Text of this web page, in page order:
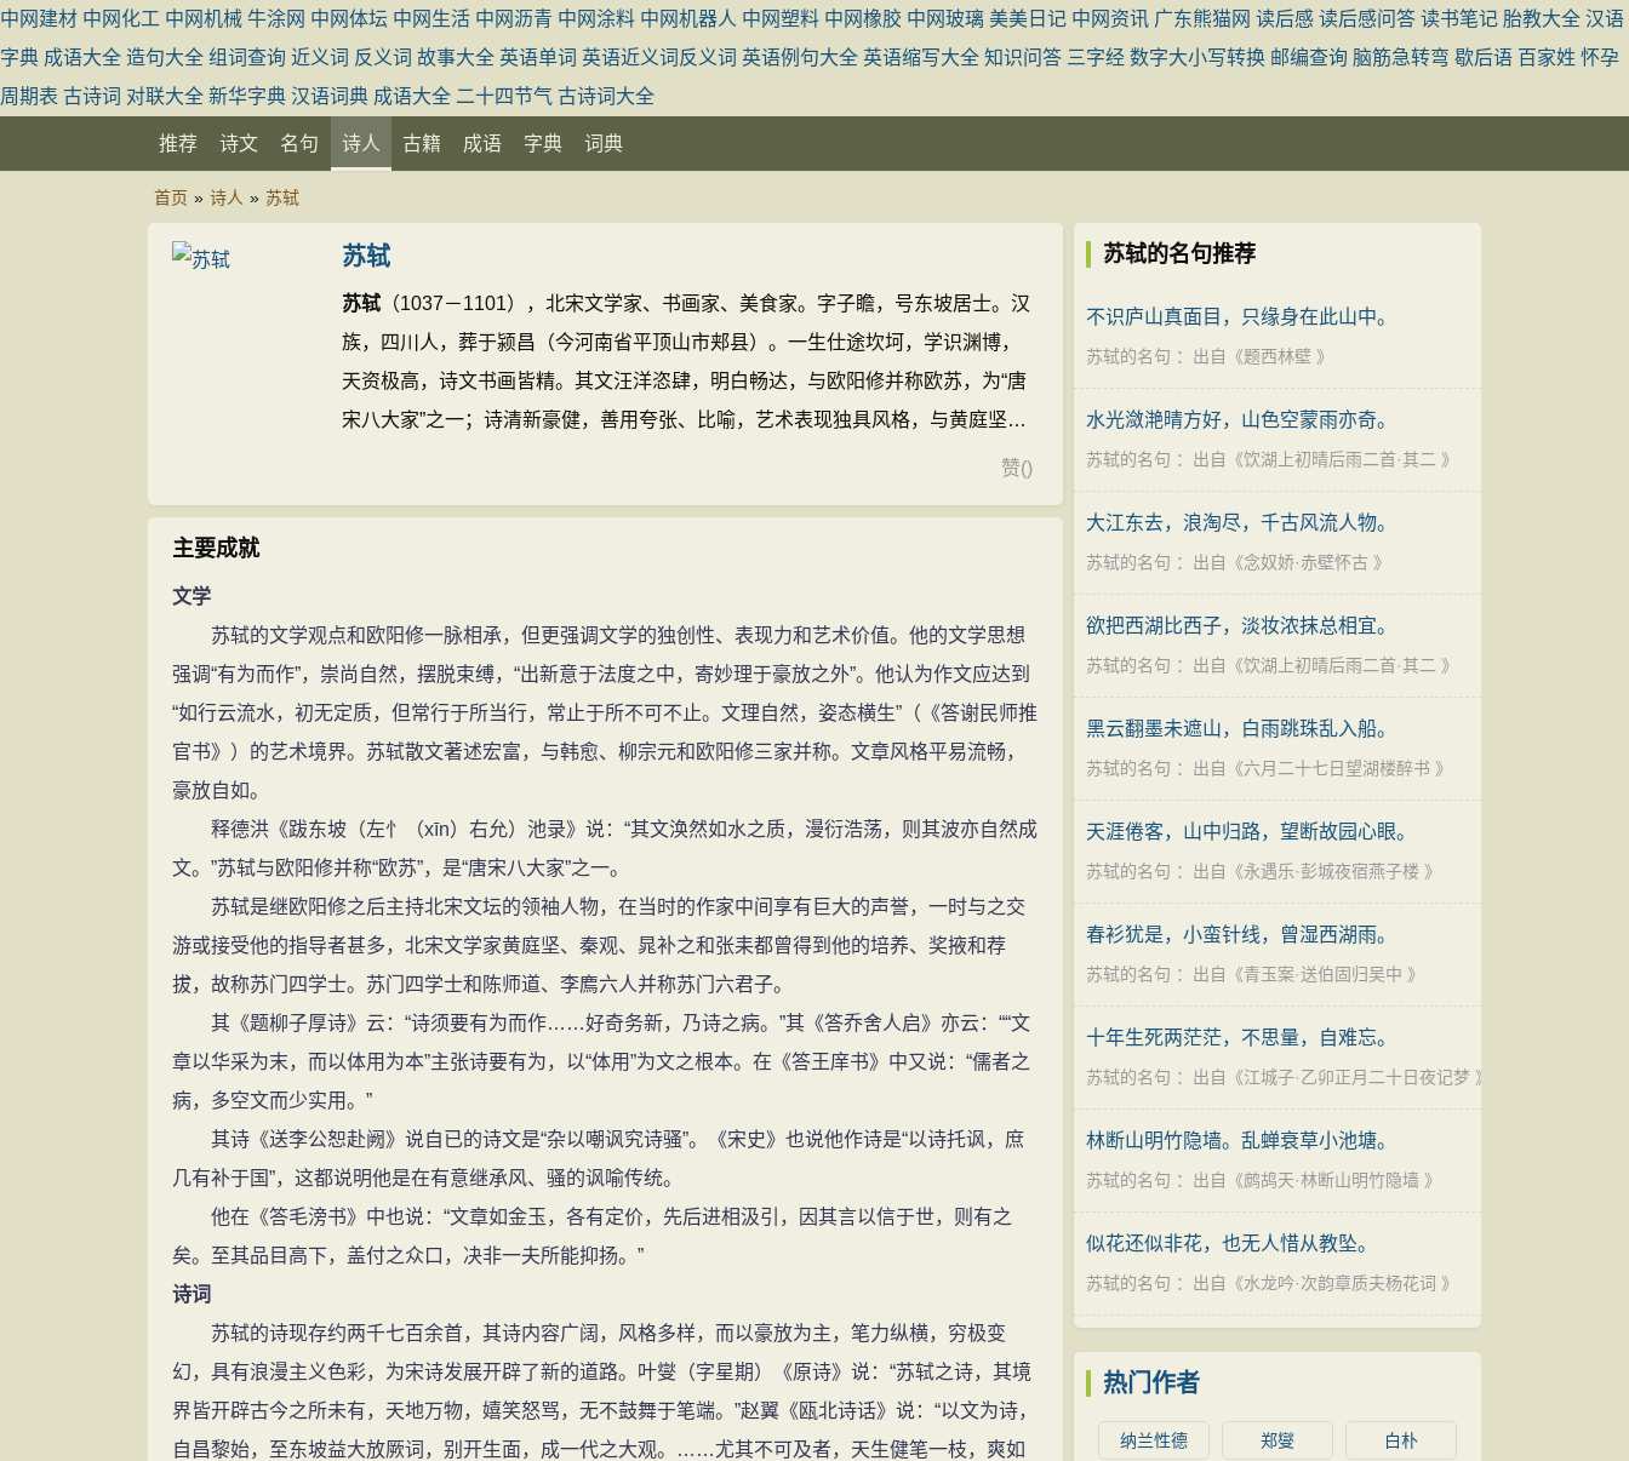
中网建材 中网化工 中网机械 牛涂网 中网体坛 中网生活 中网沥青 中网涂料 中网机器人 中网塑料 中网橡胶 中网玻璃 美美日记 中网资讯 广东熊猫网 读后感 读后感问答 读书笔记 胎教大全 汉语
字典 成语大全 造句大全 组词查询 近义词 反义词 故事大全 英语单词 英语近义词反义词 英语例句大全 英语缩写大全 知识问答 三字经 数字大小写转换 邮编查询 脑筋急转弯 歇后语 百家姓 怀孕
周期表 古诗词 对联大全 新华字典 汉语词典 成语大全 二十四节气 古诗词大全
推荐 诗文 名句 诗人 古籍 成语 字典 词典
首页 » 诗人 » 苏轼
苏轼
苏轼 （1037－1101），北宋文学家、书画家、美食家。字子瞻，号东坡居士。汉
族，四川人，葬于颍昌（今河南省平顶山市郏县）。一生仕途坎坷，学识渊博，
天资极高，诗文书画皆精。其文汪洋恣肆，明白畅达，与欧阳修并称欧苏，为“唐
宋八大家”之一；诗清新豪健，善用夸张、比喻，艺术表现独具风格，与黄庭坚并
赞()
主要成就
文学
苏轼的文学观点和欧阳修一脉相承，但更强调文学的独创性、表现力和艺术价值。他的文学思想
强调“有为而作”，崇尚自然，摆脱束缚，“出新意于法度之中，寄妙理于豪放之外”。他认为作文应达到
“如行云流水，初无定质，但常行于所当行，常止于所不可不止。文理自然，姿态横生”（《答谢民师推
官书》）的艺术境界。苏轼散文著述宏富，与韩愈、柳宗元和欧阳修三家并称。文章风格平易流畅，
豪放自如。
释德洪《跋东坡（左忄（xīn）右允）池录》说：“其文涣然如水之质，漫衍浩荡，则其波亦自然成
文。”苏轼与欧阳修并称“欧苏”，是“唐宋八大家”之一。
苏轼是继欧阳修之后主持北宋文坛的领袖人物，在当时的作家中间享有巨大的声誉，一时与之交
游或接受他的指导者甚多，北宋文学家黄庭坚、秦观、晁补之和张耒都曾得到他的培养、奖掖和荐
拔，故称苏门四学士。苏门四学士和陈师道、李廌六人并称苏门六君子。
其《题柳子厚诗》云：“诗须要有为而作……好奇务新，乃诗之病。”其《答乔舍人启》亦云：““文
章以华采为末，而以体用为本”主张诗要有为，以“体用”为文之根本。在《答王庠书》中又说：“儒者之
病，多空文而少实用。”
其诗《送李公恕赴阙》说自已的诗文是“杂以嘲讽究诗骚”。《宋史》也说他作诗是“以诗托讽，庶
几有补于国”，这都说明他是在有意继承风、骚的讽喻传统。
他在《答毛滂书》中也说：“文章如金玉，各有定价，先后进相汲引，因其言以信于世，则有之
矣。至其品目高下，盖付之众口，决非一夫所能抑扬。”
诗词
苏轼的诗现存约两千七百余首，其诗内容广阔，风格多样，而以豪放为主，笔力纵横，穷极变
幻，具有浪漫主义色彩，为宋诗发展开辟了新的道路。叶燮（字星期）《原诗》说：“苏轼之诗，其境
界皆开辟古今之所未有，天地万物，嬉笑怒骂，无不鼓舞于笔端。”赵翼《瓯北诗话》说：“以文为诗，
自昌黎始，至东坡益大放厥词，别开生面，成一代之大观。……尤其不可及者，天生健笔一枝，爽如
苏轼的名句推荐
不识庐山真面目，只缘身在此山中。
苏轼的名句 ：出自《题西林壁 》
水光潋滟晴方好，山色空蒙雨亦奇。
苏轼的名句 ：出自《饮湖上初晴后雨二首·其二 》
大江东去，浪淘尽，千古风流人物。
苏轼的名句 ：出自《念奴娇·赤壁怀古 》
欲把西湖比西子，淡妆浓抹总相宜。
苏轼的名句 ：出自《饮湖上初晴后雨二首·其二 》
黑云翻墨未遮山，白雨跳珠乱入船。
苏轼的名句 ：出自《六月二十七日望湖楼醉书 》
天涯倦客，山中归路，望断故园心眼。
苏轼的名句 ：出自《永遇乐·彭城夜宿燕子楼 》
春衫犹是，小蛮针线，曾湿西湖雨。
苏轼的名句 ：出自《青玉案·送伯固归吴中 》
十年生死两茫茫，不思量，自难忘。
苏轼的名句 ：出自《江城子·乙卯正月二十日夜记梦 》
林断山明竹隐墙。乱蝉衰草小池塘。
苏轼的名句 ：出自《鹧鸪天·林断山明竹隐墙 》
似花还似非花，也无人惜从教坠。
苏轼的名句 ：出自《水龙吟·次韵章质夫杨花词 》
热门作者
纳兰性德 郑燮 白朴